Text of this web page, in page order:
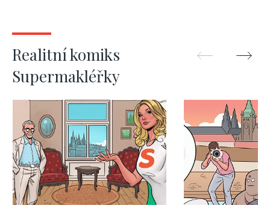
Realitní komiks
Supermakléřky